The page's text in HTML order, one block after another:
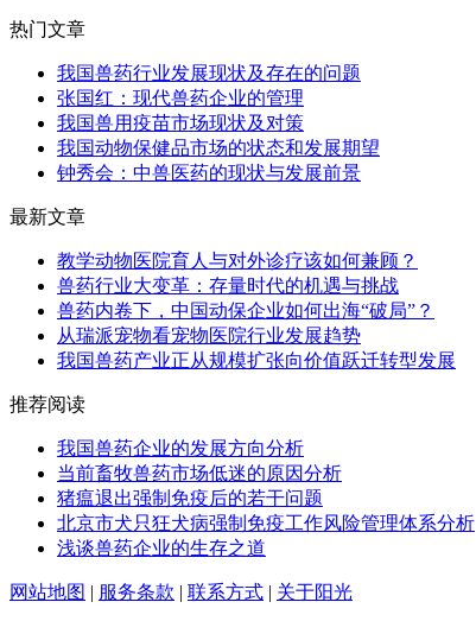
热门文章
我国兽药行业发展现状及存在的问题
张国红：现代兽药企业的管理
我国兽用疫苗市场现状及对策
我国动物保健品市场的状态和发展期望
钟秀会：中兽医药的现状与发展前景
最新文章
教学动物医院育人与对外诊疗该如何兼顾？
兽药行业大变革：存量时代的机遇与挑战
兽药内卷下，中国动保企业如何出海“破局”？
从瑞派宠物看宠物医院行业发展趋势
我国兽药产业正从规模扩张向价值跃迁转型发展
推荐阅读
我国兽药企业的发展方向分析
当前畜牧兽药市场低迷的原因分析
猪瘟退出强制免疫后的若干问题
北京市犬只狂犬病强制免疫工作风险管理体系分析
浅谈兽药企业的生存之道
网站地图 | 服务条款 | 联系方式 | 关于阳光